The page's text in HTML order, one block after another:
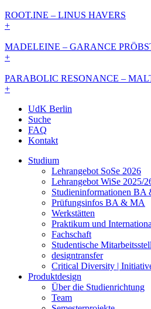
ROOT.INE – LINUS HAVERS
+
MADELEINE – GARANCE
+
PARABOLIC RESONANCE –
+
UdK Berlin
Suche
FAQ
Kontakt
Studium
Lehrangebot SoSe 2026
Lehrangebot WiSe 2025/
Studieninformationen
Prüfungsinfos BA & MA
Werkstätten
Praktikum und
Fachschaft
Studentische
designtransfer
Critical Diversity |
Produktdesign
Über die Studienrichtung
Team